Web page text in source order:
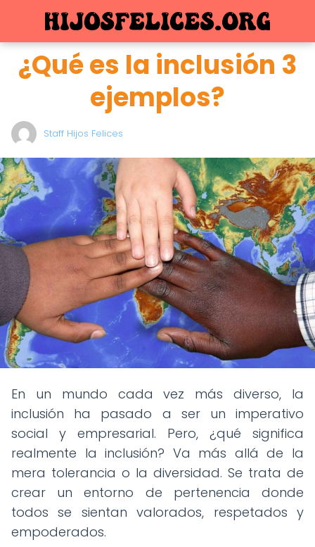
¿Qué es la inclusión 3
ejemplos?
Staff Hijos Felices
En un mundo cada vez más diverso, la
inclusión ha pasado a ser un imperativo
social y empresarial. Pero, ¿qué significa
realmente la inclusión? Va más allá de la
mera tolerancia o la diversidad. Se trata de
crear un entorno de pertenencia donde
todos se sientan valorados, respetados y
empoderados.